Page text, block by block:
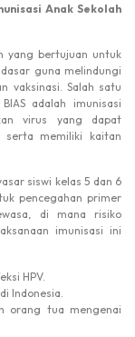
Anak Sekolah
yang bertujuan untuk
guna melindungi
vaksinasi. Salah satu
adalah imunisasi
virus yang dapat
serta memiliki kaitan
siswi kelas 5 dan 6
pencegahan primer
di mana risiko
imunisasi ini
HPV.
Indonesia.
orang tua mengenai